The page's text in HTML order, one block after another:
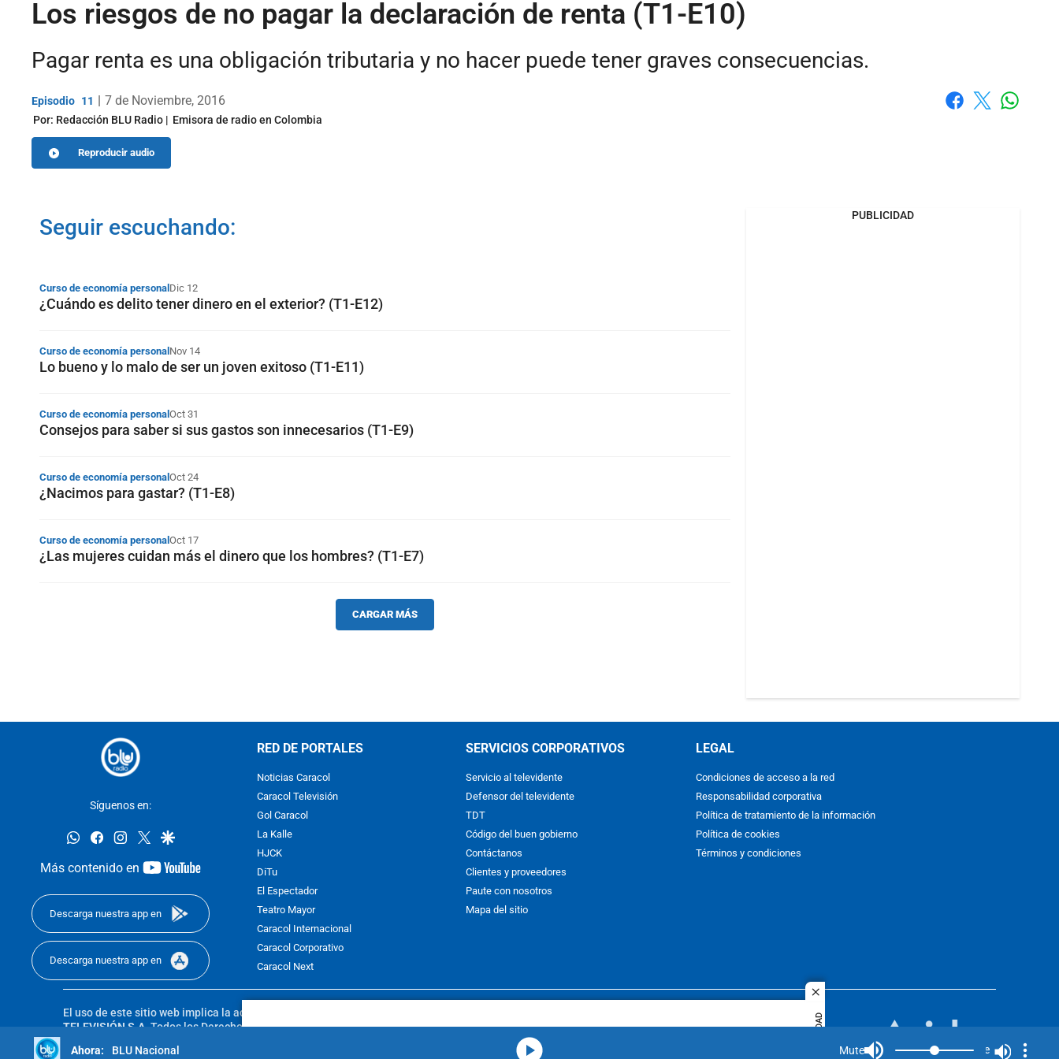
close
PUBLICIDAD
Los riesgos de no pagar la declaración de renta (T1-E10)
Pagar renta es una obligación tributaria y no hacer puede tener graves consecuencias.
11 | 7 de Noviembre, 2016
Por: Redacción BLU Radio Emisora de radio en Colombia
Reproducir audio
Seguir escuchando:
Curso de economía personal Dic 12
¿Cuándo es delito tener dinero en el exterior? (T1-E12)
Curso de economía personal Nov 14
Lo bueno y lo malo de ser un joven exitoso (T1-E11)
Curso de economía personal Oct 31
Consejos para saber si sus gastos son innecesarios (T1-E9)
Curso de economía personal Oct 24
¿Nacimos para gastar? (T1-E8)
Curso de economía personal Oct 17
¿Las mujeres cuidan más el dinero que los hombres? (T1-E7)
CARGAR MÁS
PUBLICIDAD
Síguenos en:
whatsappfacebookinstagram
twittergoogle
Más contenido en
youtube-
Descarga nuestra app en
Descarga nuestra app en
RED DE PORTALES
Noticias Caracol
Caracol Televisión
Gol Caracol
La Kalle
HJCK
DiTu
El Espectador
Teatro Mayor
Caracol Internacional
Caracol Corporativo
Caracol Next
SERVICIOS CORPORATIVOS
Servicio al televidente
Defensor del televidente
TDT
Código del buen gobierno
Contáctanos
Clientes y proveedores
Paute con nosotros
Mapa del sitio
LEGAL
Condiciones de acceso a la red
Responsabilidad corporativa
Política de tratamiento de la información
Política de cookies
Términos y condiciones
El uso de este sitio web implica la aceptación de los
TELEVISIÓN S.A.Todos los Derechos Reservados D.R.A. Prohibida su reproducción total o parcial, así como su traducción a cualquier idioma
sin autorización escrita de su titular. Reproduction in whole or in part, or translation without written permission is prohibited. All rights
reserved 2025.BLU Nacional
Mute Mute